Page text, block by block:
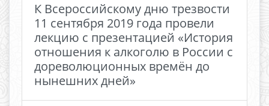
К Всероссийскому дню трезвости
11 сентября 2019 года провели
лекцию с презентацией «История
отношения к алкоголю в России с
дореволюционных времён до
нынешних дней»